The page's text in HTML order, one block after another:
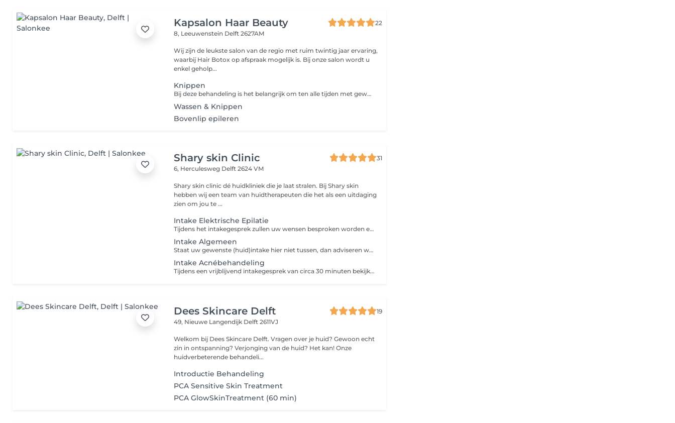
Kapsalon Haar Beauty
22
8, Leeuwenstein Delft 2627AM
Wij zijn de leukste salon van de regio met ruim twintig jaar ervaring,
waarbij Hair Botox op afspraak mogelijk is. Bij onze salon wordt u
enkel geholp...
Knippen
Bij deze behandeling is het belangrijk om ten alle tijden met gewassen haar naar de salon toe te komen.
Wassen & Knippen
Bovenlip epileren
Shary skin Clinic
31
6, Herculesweg Delft 2624 VM
Shary skin clinic dé huidkliniek die je laat stralen. Bij Shary skin
hebben wij een team van huidtherapeuten die het als een uitdaging
zien om jou te ...
Intake Elektrische Epilatie
Tijdens het intakegesprek zullen uw wensen besproken worden en wordt er vervolgens een behandelplan opgesteld.
Intake Algemeen
Staat uw gewenste (huid)intake hier niet tussen, dan adviseren wij om een "intake algemeen" te boeken. Onze huidtherapeuten zullen u hiermee tijdens het intakegesprek assisteren.
Intake Acnébehandeling
Tijdens een vrijblijvend intakegesprek van circa 30 minuten bekijkt de huidtherapeut je huid en worden je wensen en de mogelijkheden besproken.
Dees Skincare Delft
19
49, Nieuwe Langendijk Delft 2611VJ
Welkom bij Dees Skincare Delft. Vragen over je huid? Gewoon echt
zin in ontspanning? Verjonging van de huid? Het kan! Onze
huidverbeterende behandeli...
Introductie Behandeling
PCA Sensitive Skin Treatment
PCA GlowSkinTreatment (60 min)